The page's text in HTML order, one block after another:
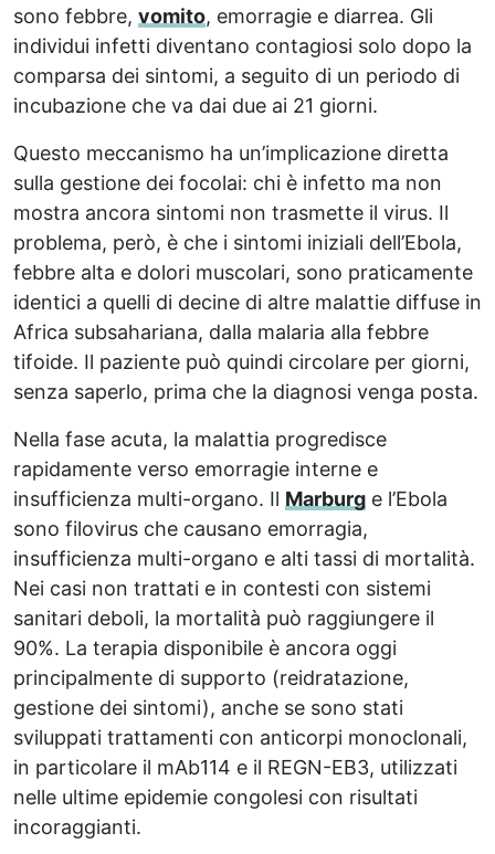
sono febbre, vomito, emorragie e diarrea. Gli
individui infetti diventano contagiosi solo dopo la
comparsa dei sintomi, a seguito di un periodo di
incubazione che va dai due ai 21 giorni.
Questo meccanismo ha un’implicazione diretta
sulla gestione dei focolai: chi è infetto ma non
mostra ancora sintomi non trasmette il virus. Il
problema, però, è che i sintomi iniziali dell’Ebola,
febbre alta e dolori muscolari, sono praticamente
identici a quelli di decine di altre malattie diffuse in
Africa subsahariana, dalla malaria alla febbre
tifoide. Il paziente può quindi circolare per giorni,
senza saperlo, prima che la diagnosi venga posta.
Nella fase acuta, la malattia progredisce
rapidamente verso emorragie interne e
insufficienza multi-organo. Il Marburg e l’Ebola
sono filovirus che causano emorragia,
insufficienza multi-organo e alti tassi di mortalità.
Nei casi non trattati e in contesti con sistemi
sanitari deboli, la mortalità può raggiungere il
90%. La terapia disponibile è ancora oggi
principalmente di supporto (reidratazione,
gestione dei sintomi), anche se sono stati
sviluppati trattamenti con anticorpi monoclonali,
in particolare il mAb114 e il REGN-EB3, utilizzati
nelle ultime epidemie congolesi con risultati
incoraggianti.